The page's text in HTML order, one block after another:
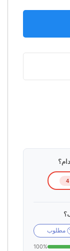
4
مطلوب
100%